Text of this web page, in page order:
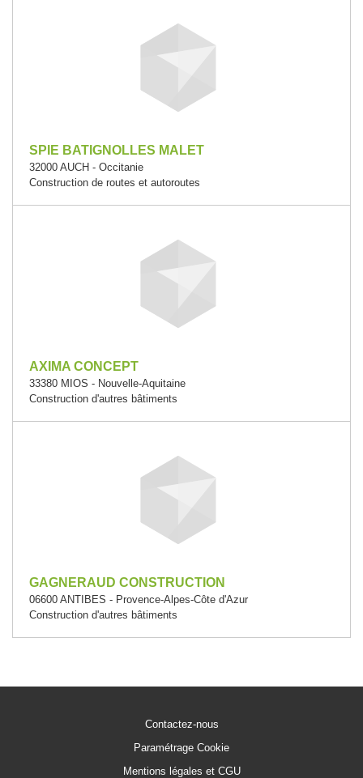
SPIE BATIGNOLLES MALET
32000 AUCH - Occitanie
Construction de routes et autoroutes
AXIMA CONCEPT
33380 MIOS - Nouvelle-Aquitaine
Construction d'autres bâtiments
GAGNERAUD CONSTRUCTION
06600 ANTIBES - Provence-Alpes-Côte d'Azur
Construction d'autres bâtiments
Contactez-nous
Paramétrage Cookie
Mentions légales et CGU